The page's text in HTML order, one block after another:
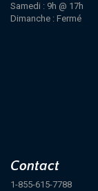
Samedi : 9h @ 17h
Dimanche : Fermé
Contact
1-855-615-7788